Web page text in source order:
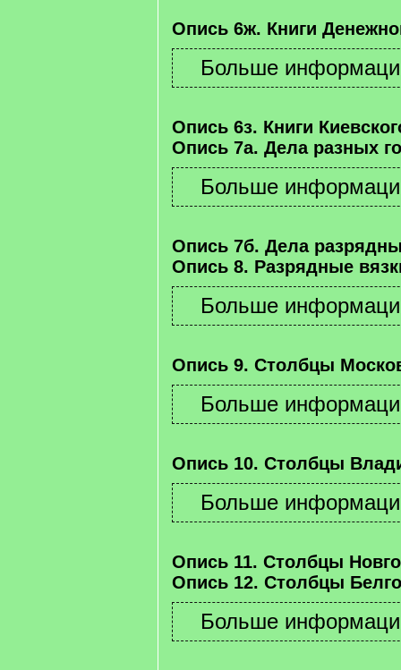
Опись 6ж. Книги
Опись 6з. Книги
Опись 7а. Дела разных
Опись 7б. Дела
Опись 8. Разрядные
Опись 9. Столбцы
Опись 10. Столбцы
Опись 11. Столбцы
Опись 12. Столбцы